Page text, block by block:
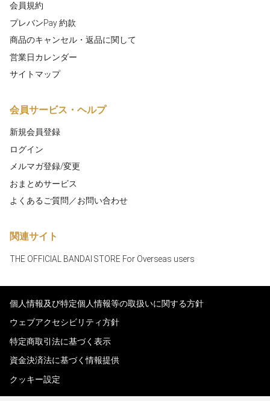
会員規約
プレバンPay 約款
商品のキャンセル・返品に関して
営業日カレンダー
サイトマップ
会員サービス・ヘルプ
新規会員登録
ログイン
メルマガ登録/変更
おまとめサービス
よくあるご質問／お問い合わせ
関連サイト
THE OFFICIAL BANDAI STORE For Overseas users
個人情報及び特定個人情報等の取扱いに関する方針
ウェブアクセシビリティ方針
特定商取引法に基づく表示
資金決済法に基づく情報提供
クッキー設定